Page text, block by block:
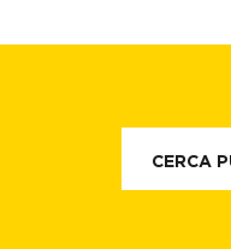
CERCA